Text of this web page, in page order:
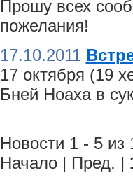
Прошу всех
пожелания!
17.10.2011
17 октября (19
Бней Ноаха в
Новости 1 - 5 из
Начало | Пред. |